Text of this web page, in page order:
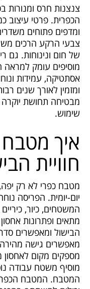
צנצנות חרס ומנורות
הכפרית. פרטי עיצוב
ומדפים פתוחים
צבעי הרקע הרכים
של חום ונינוחות. גם
מוסיפים עומק למראה
אסתטיקה, עמידות
ומזמין לאורך שנים
מבטיחה תחושת
שימוש.
איך
חוויית
מטבח כפרי לא רק
יום-יומית. הפריסה
המשטחים, כיור,
מתאים ופתרונות
הבישול ומאפשרים
מאפשרים גישה
מספקים מקום לאחסון
מוסיף משטח עבודה
המטבח. המטבח